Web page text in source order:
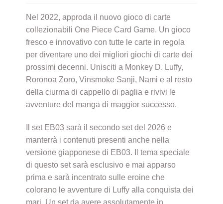
Nel 2022, approda il nuovo gioco di carte
collezionabili One Piece Card Game. Un gioco
fresco e innovativo con tutte le carte in regola
per diventare uno dei migliori giochi di carte dei
prossimi decenni. Unisciti a Monkey D. Luffy,
Roronoa Zoro, Vinsmoke Sanji, Nami e al resto
della ciurma di cappello di paglia e rivivi le
avventure del manga di maggior successo.
Il set EB03 sarà il secondo set del 2026 e
manterrà i contenuti presenti anche nella
versione giapponese di EB03. Il tema speciale
di questo set sarà esclusivo e mai apparso
prima e sarà incentrato sulle eroine che
colorano le avventure di Luffy alla conquista dei